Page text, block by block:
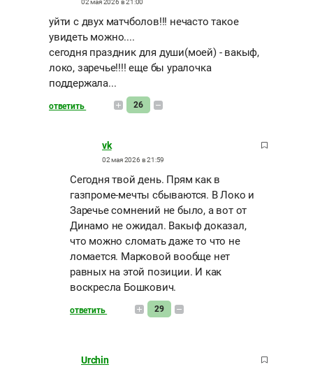
02 мая 2026 в 21:00
уйти с двух матчболов!!! нечасто такое
увидеть можно....
сегодня праздник для души(моей) - вакыф,
локо, заречье!!!! еще бы уралочка
поддержала...
ответить 26
vk
02 мая 2026 в 21:59
Сегодня твой день. Прям как в
газпроме-мечты сбываются. В Локо и
Заречье сомнений не было, а вот от
Динамо не ожидал. Вакыф доказал,
что можно сломать даже то что не
ломается. Марковой вообще нет
равных на этой позиции. И как
воскресла Бошкович.
ответить 29
Urchin